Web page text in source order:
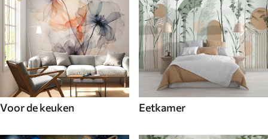
Voor de keuken Eetkamer